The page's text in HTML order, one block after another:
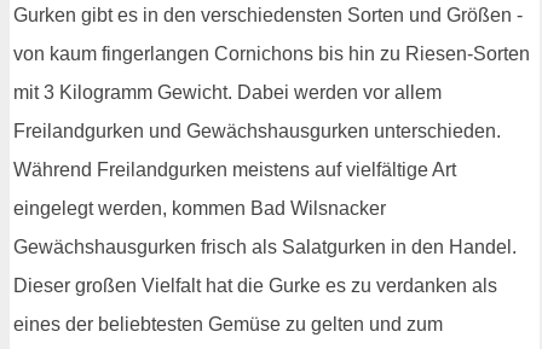
Gurken gibt es in den verschiedensten Sorten und Größen -
von kaum fingerlangen Cornichons bis hin zu Riesen-Sorten
mit 3 Kilogramm Gewicht. Dabei werden vor allem
Freilandgurken und Gewächshausgurken unterschieden.
Während Freilandgurken meistens auf vielfältige Art
eingelegt werden, kommen Bad Wilsnacker
Gewächshausgurken frisch als Salatgurken in den Handel.
Dieser großen Vielfalt hat die Gurke es zu verdanken als
eines der beliebtesten Gemüse zu gelten und zum